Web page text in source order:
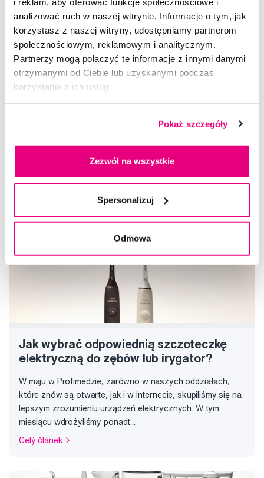
analizować ruch w naszej witrynie. Informacje o tym, jak
korzystasz z naszej witryny, udostępniamy partnerom
społecznościowym, reklamowym i analitycznym.
Partnerzy mogą połączyć te informacje z innymi danymi
otrzymanymi od Ciebie lub uzyskanymi podczas
korzystania z ich usług.
Pokaż szczegóły
Zezwól na wszystkie
Spersonalizuj
Odmowa
irygator bezprzewodowy
349,00 Zł
5,0/5 (17x)
Do koszyka
Dostępny > 5 szt
Natychmiast w
Wybrane pytania i artykuły
Jak wybrać odpowiednią szczoteczkę
elektryczną do zębów lub irygator?
W maju w Profimedzie, zarówno w naszych oddziałach,
które znów są otwarte, jak i w Internecie, skupiliśmy się na
lepszym zrozumieniu urządzeń elektrycznych. W tym
miesiącu wdrożyliśmy ponadt...
Celý článek